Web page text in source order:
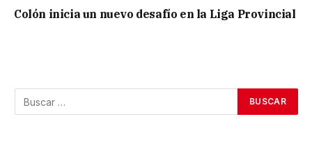
Colón inicia un nuevo desafío en la Liga Provincial